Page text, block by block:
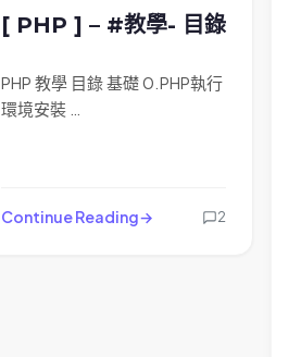
[ PHP ] – #教學- 目錄
PHP 教學 目錄 基礎 0.PHP執行
環境安裝 …
Continue Reading 2